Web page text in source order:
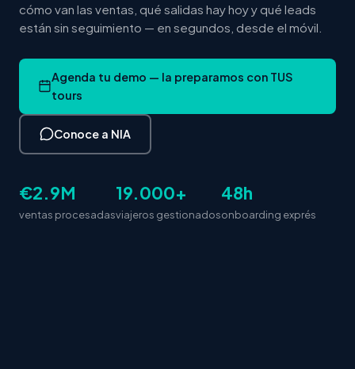
cómo van las ventas, qué salidas hay hoy y qué leads
están sin seguimiento — en segundos, desde el móvil.
Agenda tu demo — la preparamos con TUS
tours
Conoce a NIA
€2.9M
ventas procesadas
19.000+
viajeros gestionados
48h
onboarding exprés